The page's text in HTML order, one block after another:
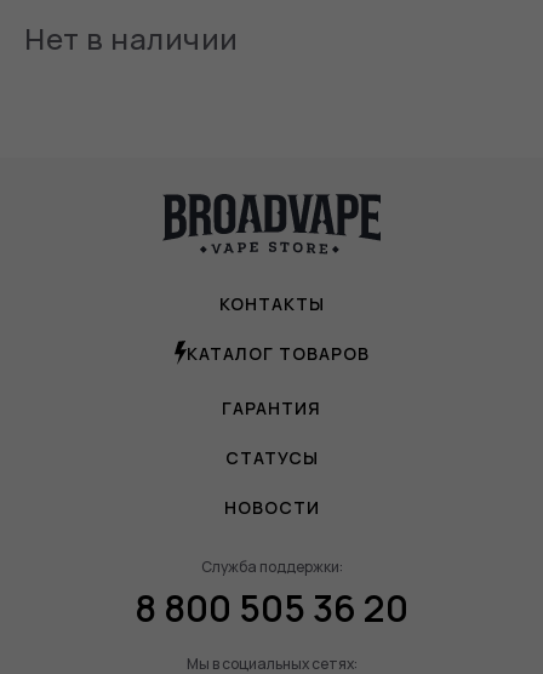
Нет в наличии
КОНТАКТЫ
КАТАЛОГ ТОВАРОВ
ГАРАНТИЯ
СТАТУСЫ
НОВОСТИ
Служба поддержки:
8 800 505 36 20
Мы в социальных сетях: